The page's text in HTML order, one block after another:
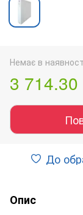
Немає в
3 714.30
До
Опис